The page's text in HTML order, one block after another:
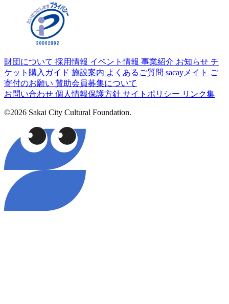
財団について 採用情報 イベント情報 事業紹介 お知らせ チ
ケット購入ガイド 施設案内 よくあるご質問 sacayメイト ご
寄付のお願い 賛助会員募集について
お問い合わせ 個人情報保護方針 サイトポリシー リンク集
©2026 Sakai City Cultural Foundation.